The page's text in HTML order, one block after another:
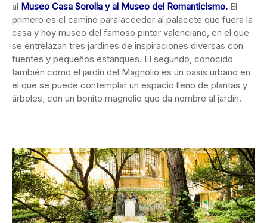
al Museo Casa Sorolla y al Museo del Romanticismo. El
primero es el camino para acceder al palacete que fuera la
casa y hoy museo del famoso pintor valenciano, en el que
se entrelazan tres jardines de inspiraciones diversas con
fuentes y pequeños estanques. El segundo, conocido
también como el jardín del Magnolio es un oasis urbano en
el que se puede contemplar un espacio lleno de plantas y
árboles, con un bonito magnolio que da nombre al jardín.